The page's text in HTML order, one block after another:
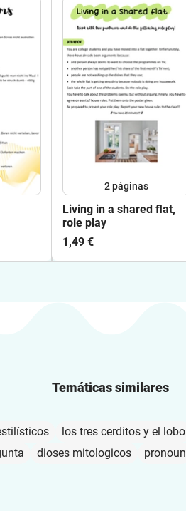
2páginas
Living in a shared flat,
role play
1,49 €
Temáticas similares
los tres cerditos y el lobo
dioses mitologicos pronoun